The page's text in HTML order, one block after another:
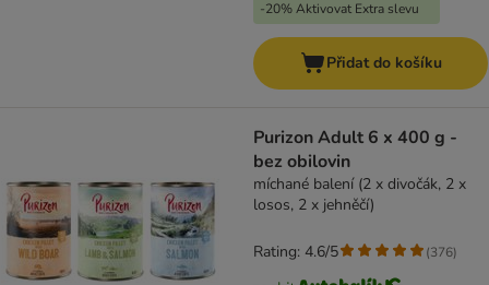
-20% Aktivovat Extra slevu
Přidat do košíku
Purizon Adult 6 x 400 g -
bez obilovin
míchané balení (2 x divočák, 2 x
losos, 2 x jehněčí)
Rating: 4.6/5 (376)